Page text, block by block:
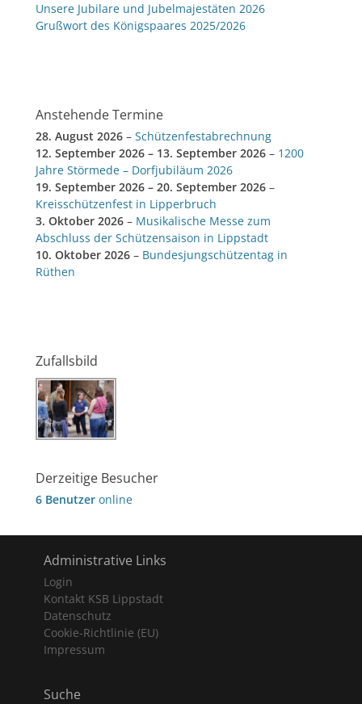
Unsere Jubilare und Jubelmajestäten 2026
Grußwort des Königspaares 2025/2026
Anstehende Termine
28. August 2026 – Schützenfestabrechnung
12. September 2026 – 13. September 2026 – 1200
Jahre Störmede – Dorfjubiläum 2026
19. September 2026 – 20. September 2026 –
Kreisschützenfest in Lipperbruch
3. Oktober 2026 – Musikalische Messe zum
Abschluss der Schützensaison in Lippstadt
10. Oktober 2026 – Bundesjungschützentag in
Rüthen
Zufallsbild
Derzeitige Besucher
6 Benutzer online
Administrative Links
Login
Kontakt KSB Lippstadt
Datenschutz
Cookie-Richtlinie (EU)
Impressum
Suche